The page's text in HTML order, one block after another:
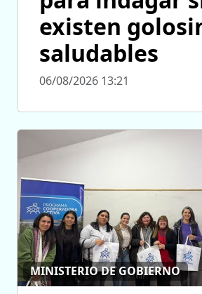
existen
saludables
06/08/2026 13:21
MINISTERIO DE GOBIERNO